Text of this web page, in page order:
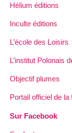
Hélium éditions
Inculte éditions
L’école des Loisirs
L’institut Polonais
Objectif plumes
Portail officiel de
Sur Facebook